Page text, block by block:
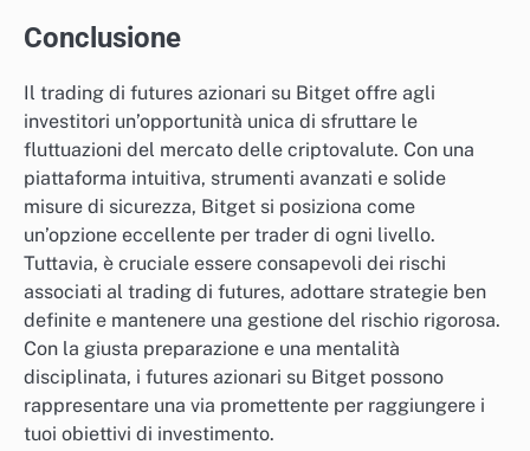
Conclusione
Il trading di futures azionari su Bitget offre agli
investitori un’opportunità unica di sfruttare le
fluttuazioni del mercato delle criptovalute. Con una
piattaforma intuitiva, strumenti avanzati e solide
misure di sicurezza, Bitget si posiziona come
un’opzione eccellente per trader di ogni livello.
Tuttavia, è cruciale essere consapevoli dei rischi
associati al trading di futures, adottare strategie ben
definite e mantenere una gestione del rischio rigorosa.
Con la giusta preparazione e una mentalità
disciplinata, i futures azionari su Bitget possono
rappresentare una via promettente per raggiungere i
tuoi obiettivi di investimento.